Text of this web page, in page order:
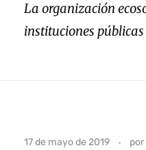
La organización
instituciones públicas
S
17 de mayo de 2019 por